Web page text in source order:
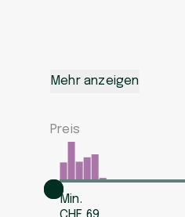
Mehr anzeigen
Preis
Min.